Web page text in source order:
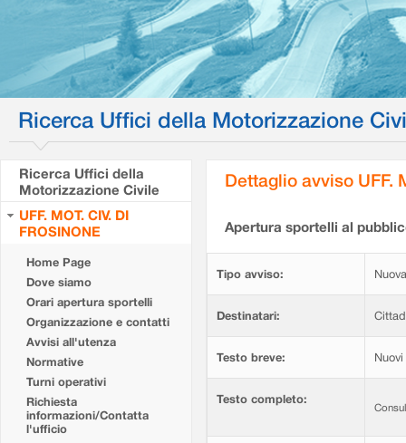
Ricerca Uffici della Motorizzazione
Ricerca Uffici della
Motorizzazione Civile
UFF. MOT. CIV. DI
FROSINONE
Home Page
Dove siamo
Orari apertura sportelli
Organizzazione e contatti
Avvisi all'utenza
Normative
Turni operativi
Richiesta
informazioni/Contatta
l'ufficio
Dettaglio avviso UFF.
Apertura sportelli al
Tipo avviso:
Destinatari:
Testo breve:
Testo completo: